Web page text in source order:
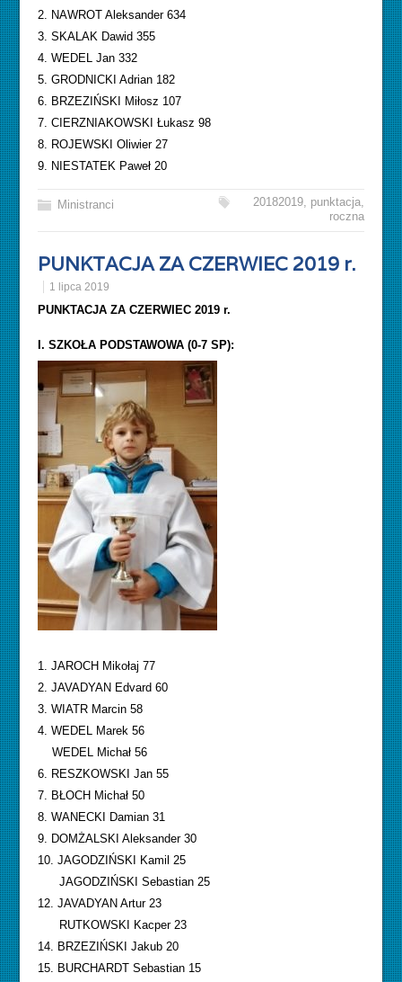
2. NAWROT Aleksander 634
3. SKALAK Dawid 355
4. WEDEL Jan 332
5. GRODNICKI Adrian 182
6. BRZEZIŃSKI Miłosz 107
7. CIERZNIAKOWSKI Łukasz 98
8. ROJEWSKI Oliwier 27
9. NIESTATEK Paweł 20
Ministranci 20182019, punktacja,
roczna
PUNKTACJA ZA CZERWIEC 2019 r.
1 lipca 2019
PUNKTACJA ZA CZERWIEC 2019 r.
I. SZKOŁA PODSTAWOWA (0-7 SP):
1. JAROCH Mikołaj 77
2. JAVADYAN Edvard 60
3. WIATR Marcin 58
4. WEDEL Marek 56
WEDEL Michał 56
6. RESZKOWSKI Jan 55
7. BŁOCH Michał 50
8. WANECKI Damian 31
9. DOMŻALSKI Aleksander 30
10. JAGODZIŃSKI Kamil 25
JAGODZIŃSKI Sebastian 25
12. JAVADYAN Artur 23
RUTKOWSKI Kacper 23
14. BRZEZIŃSKI Jakub 20
15. BURCHARDT Sebastian 15